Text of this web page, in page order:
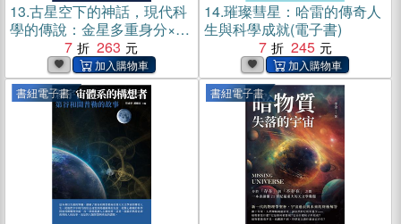
13.古星空下的神話，現代科
學的傳說：金星多重身分×繽
紛火星文化×銀河系真面貌，
融合詩意與科學，從古至今
對神祕宇宙的探索(電子書)
7 263
14.璀璨彗星：哈雷的傳奇人
生與科學成就(電子書)
7
245
書紐電子書 書紐電子書